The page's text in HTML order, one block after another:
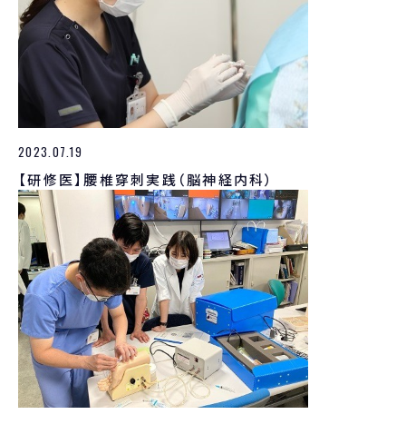
2023.07.19
【研修医】腰椎穿刺実践（脳神経内科）